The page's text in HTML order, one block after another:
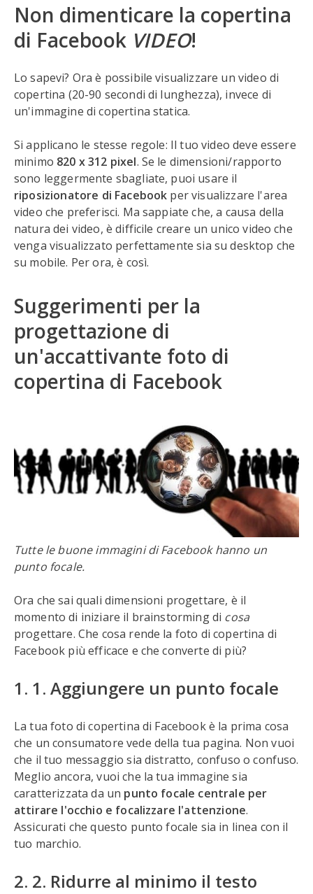
Non dimenticare la copertina
di Facebook VIDEO!
Lo sapevi? Ora è possibile visualizzare un video di
copertina (20-90 secondi di lunghezza), invece di
un'immagine di copertina statica.
Si applicano le stesse regole: Il tuo video deve essere
minimo 820 x 312 pixel. Se le dimensioni/rapporto
sono leggermente sbagliate, puoi usare il
riposizionatore di Facebook per visualizzare l'area
video che preferisci. Ma sappiate che, a causa della
natura dei video, è difficile creare un unico video che
venga visualizzato perfettamente sia su desktop che
su mobile. Per ora, è così.
Suggerimenti per la
progettazione di
un'accattivante foto di
copertina di Facebook
Tutte le buone immagini di Facebook hanno un
punto focale.
Ora che sai quali dimensioni progettare, è il
momento di iniziare il brainstorming di cosa
progettare. Che cosa rende la foto di copertina di
Facebook più efficace e che converte di più?
1. 1. Aggiungere un punto focale
La tua foto di copertina di Facebook è la prima cosa
che un consumatore vede della tua pagina. Non vuoi
che il tuo messaggio sia distratto, confuso o confuso.
Meglio ancora, vuoi che la tua immagine sia
caratterizzata da un punto focale centrale per
attirare l'occhio e focalizzare l'attenzione.
Assicurati che questo punto focale sia in linea con il
tuo marchio.
2. 2. Ridurre al minimo il testo